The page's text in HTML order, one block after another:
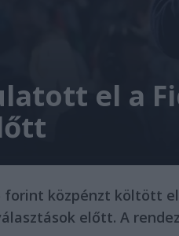
el a
forint közpénzt költött
előtt. A